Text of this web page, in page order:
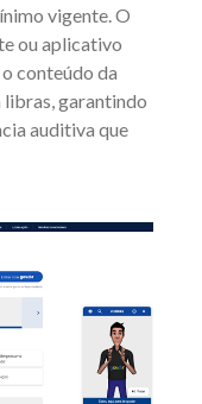
vigente. O
ou aplicativo
conteúdo da
libras, garantindo
auditiva que